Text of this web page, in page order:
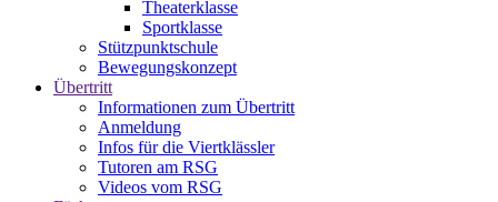
Theaterklasse
Sportklasse
Stützpunktschule
Bewegungskonzept
Übertritt
Informationen zum Übertritt
Anmeldung
Infos für die Viertklässler
Tutoren am RSG
Videos vom RSG